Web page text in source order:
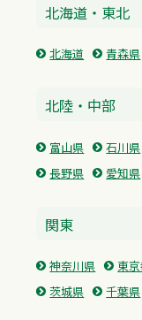
北海道・東北
北海道 青森県
北陸・中部
富山県 石川県
長野県
愛知県
関東
神奈川県 東
茨城県
千葉県